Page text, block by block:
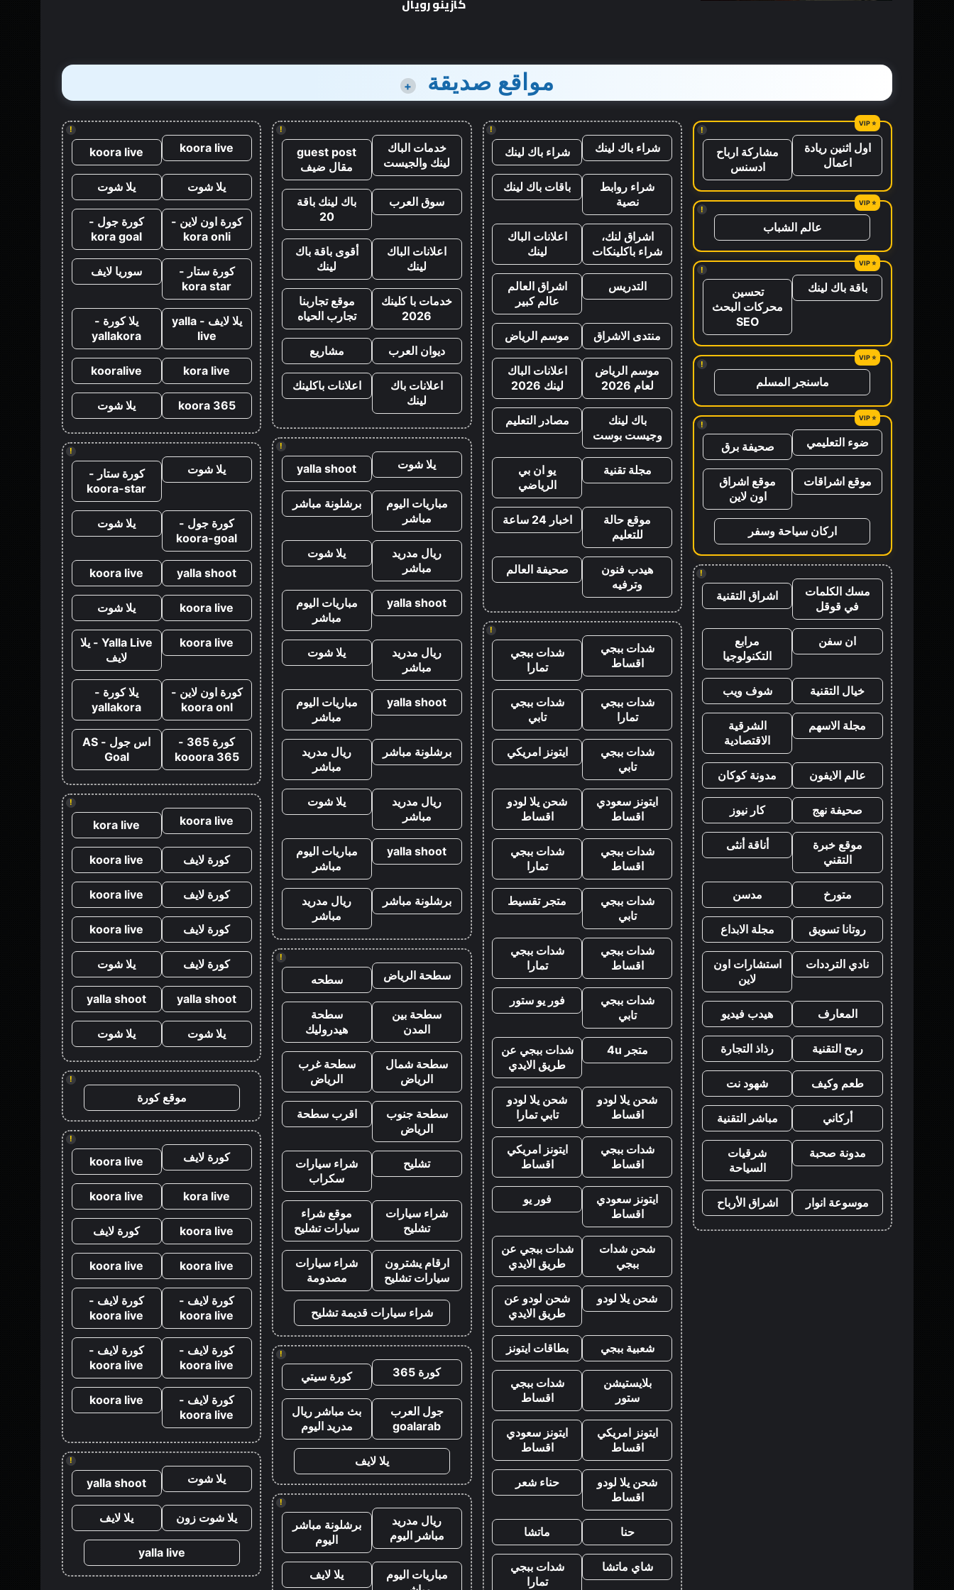
مواقع صديقة +
!
اول اثنين ريادة
اعمال
مشاركة ارباح
ادسنس
!
عالم الشباب
!
باقة باك لينك
تحسين
محركات البحث
SEO
!
ماسنجر المسلم
!
ضوء التعليمي صحيفة برق
موقع اشراقات
موقع اشراق
اون لاين
اركان سياحة وسفر
!
مسك الكلمات
في قوقل
اشراق التقنية
ان سفن
مرابع
التكنولوجيا
خيال التقنية شوف ويب
مجلة الاسهم
الشرقية
الاقتصادية
عالم الايفون مدونة كوكان
صحيفة نهج كار نيوز
موقع خبرة
التقني
أناقة أنثى
متورخ مدسن
روتانا تسويق مجلة الابداع
نادي الترددات
استشارات اون
لاين
المعارف هيدب فيديو
رمح التقنية رذاذ التجارة
طعم وكيف شهود نت
أركاني مباشر التقنية
مدونة صحبة
شرقيات
السياحة
موسوعة انوار اشراق الأرباح
!
شراء باك لينك شراء باك لينك
شراء روابط
نصية
باقات باك لينك
اشراق لنك،
شراء باكلينكات
اعلانات الباك
لينك
التدريس
اشراق العالم
عالم كبير
منتدى الاشراق موسم الرياض
موسم الرياض
لعام 2026
اعلانات الباك
لينك 2026
باك لينك
وجيست بوست
مصادر التعليم
مجلة تقنية
يو ان بي
الرياضي
موقع حالة
للتعليم
اخبار 24 ساعة
هيدب فنون
وترفيه
صحيفة العالم
!
شدات ببجي
اقساط
شدات ببجي
تمارا
شدات ببجي
تمارا
شدات ببجي
تابي
شدات ببجي
تابي
ايتونز امريكي
ايتونز سعودي
اقساط
شحن يلا لودو
اقساط
شدات ببجي
اقساط
شدات ببجي
تمارا
شدات ببجي
تابي
متجر تقسيط
شدات ببجي
اقساط
شدات ببجي
تمارا
شدات ببجي
تابي
فور يو ستور
متجر 4u
شدات ببجي عن
طريق الايدي
شحن يلا لودو
اقساط
شحن يلا لودو
تابي تمارا
شدات ببجي
اقساط
ايتونز امريكي
اقساط
ايتونز سعودي
اقساط
فور يو
شحن شدات
ببجي
شدات ببجي عن
طريق الايدي
شحن يلا لودو
شحن لودو عن
طريق الايدي
شعبية ببجي بطاقات ايتونز
بلايستيشن
ستور
شدات ببجي
اقساط
ايتونز امريكي
اقساط
ايتونز سعودي
اقساط
شحن يلا لودو
اقساط
حناء شعر
حنا ماتشا
شاي ماتشا
شدات ببجي
تمارا
!
خدمات الباك
لينك والجيست
guest post
مقال ضيف
سوق العرب
باك لينك باقة
20
اعلانات الباك
لينك
أقوى باقة باك
لينك
خدمات با كلينك
2026
موقع تجاربنا
تجارب الحياه
ديوان العرب مشاريع
اعلانات باك
لينك
اعلانات باكلينك
!
يلا شوت yalla shoot
مباريات اليوم
مباشر
برشلونة مباشر
ريال مدريد
مباشر
يلا شوت
yalla shoot
مباريات اليوم
مباشر
ريال مدريد
مباشر
يلا شوت
yalla shoot
مباريات اليوم
مباشر
برشلونة مباشر
ريال مدريد
مباشر
ريال مدريد
مباشر
يلا شوت
yalla shoot
مباريات اليوم
مباشر
برشلونة مباشر
ريال مدريد
مباشر
!
سطحة الرياض سطحه
سطحة بين
المدن
سطحة
هيدروليك
سطحة شمال
الرياض
سطحة غرب
الرياض
سطحة جنوب
الرياض
اقرب سطحة
تشليح
شراء سيارات
سكراب
شراء سيارات
تشليح
موقع شراء
سيارات تشليح
ارقام يشترون
سيارات تشليح
شراء سيارات
مصدومة
شراء سيارات قديمة تشليح
!
كورة 365 كورة سيتي
جول العرب
goalarab
بث مباشر ريال
مدريد اليوم
يلا لايف
!
ريال مدريد
مباشر اليوم
برشلونة مباشر
اليوم
مباريات اليوم
يلا لايف
!
koora live
koora live
يلا شوت يلا شوت
كورة اون لاين -
kora onli
كورة جول -
kora goal
كورة ستار -
kora star
سوريا لايف
يلا لايف - yalla
live
يلا كورة -
yallakora
kora live
kooralive
koora 365 يلا شوت
!
يلا شوت
كورة ستار -
koora-star
كورة جول -
koora-goal
يلا شوت
yalla shoot
koora live
koora live يلا شوت
koora live
Yalla Live - يلا
لايف
كورة اون لاين -
koora onl
يلا كورة -
yallakora
كورة 365 -
kooora 365
اس جول - AS
Goal
!
koora live
kora live
كورة لايف koora live
كورة لايف koora live
كورة لايف koora live
كورة لايف يلا شوت
yalla shoot
yalla shoot
يلا شوت يلا شوت
!
موقع كورة
!
كورة لايف koora live
kora live
koora live
koora live كورة لايف
koora live
koora live
كورة لايف -
koora live
كورة لايف -
koora live
كورة لايف -
koora live
كورة لايف -
koora live
كورة لايف -
koora live
koora live
!
يلا شوت yalla shoot
يلا شوت زون يلا لايف
yalla live